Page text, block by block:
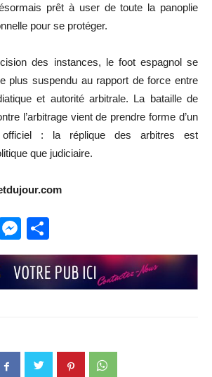
prêt à user de toute la panoplie
pour se protéger.
des instances, le foot espagnol se
plus suspendu au rapport de force entre
et autorité arbitrale. La bataille de
l’arbitrage vient de prendre forme d’un
officiel : la réplique des arbitres est
que judiciaire.
Messenger